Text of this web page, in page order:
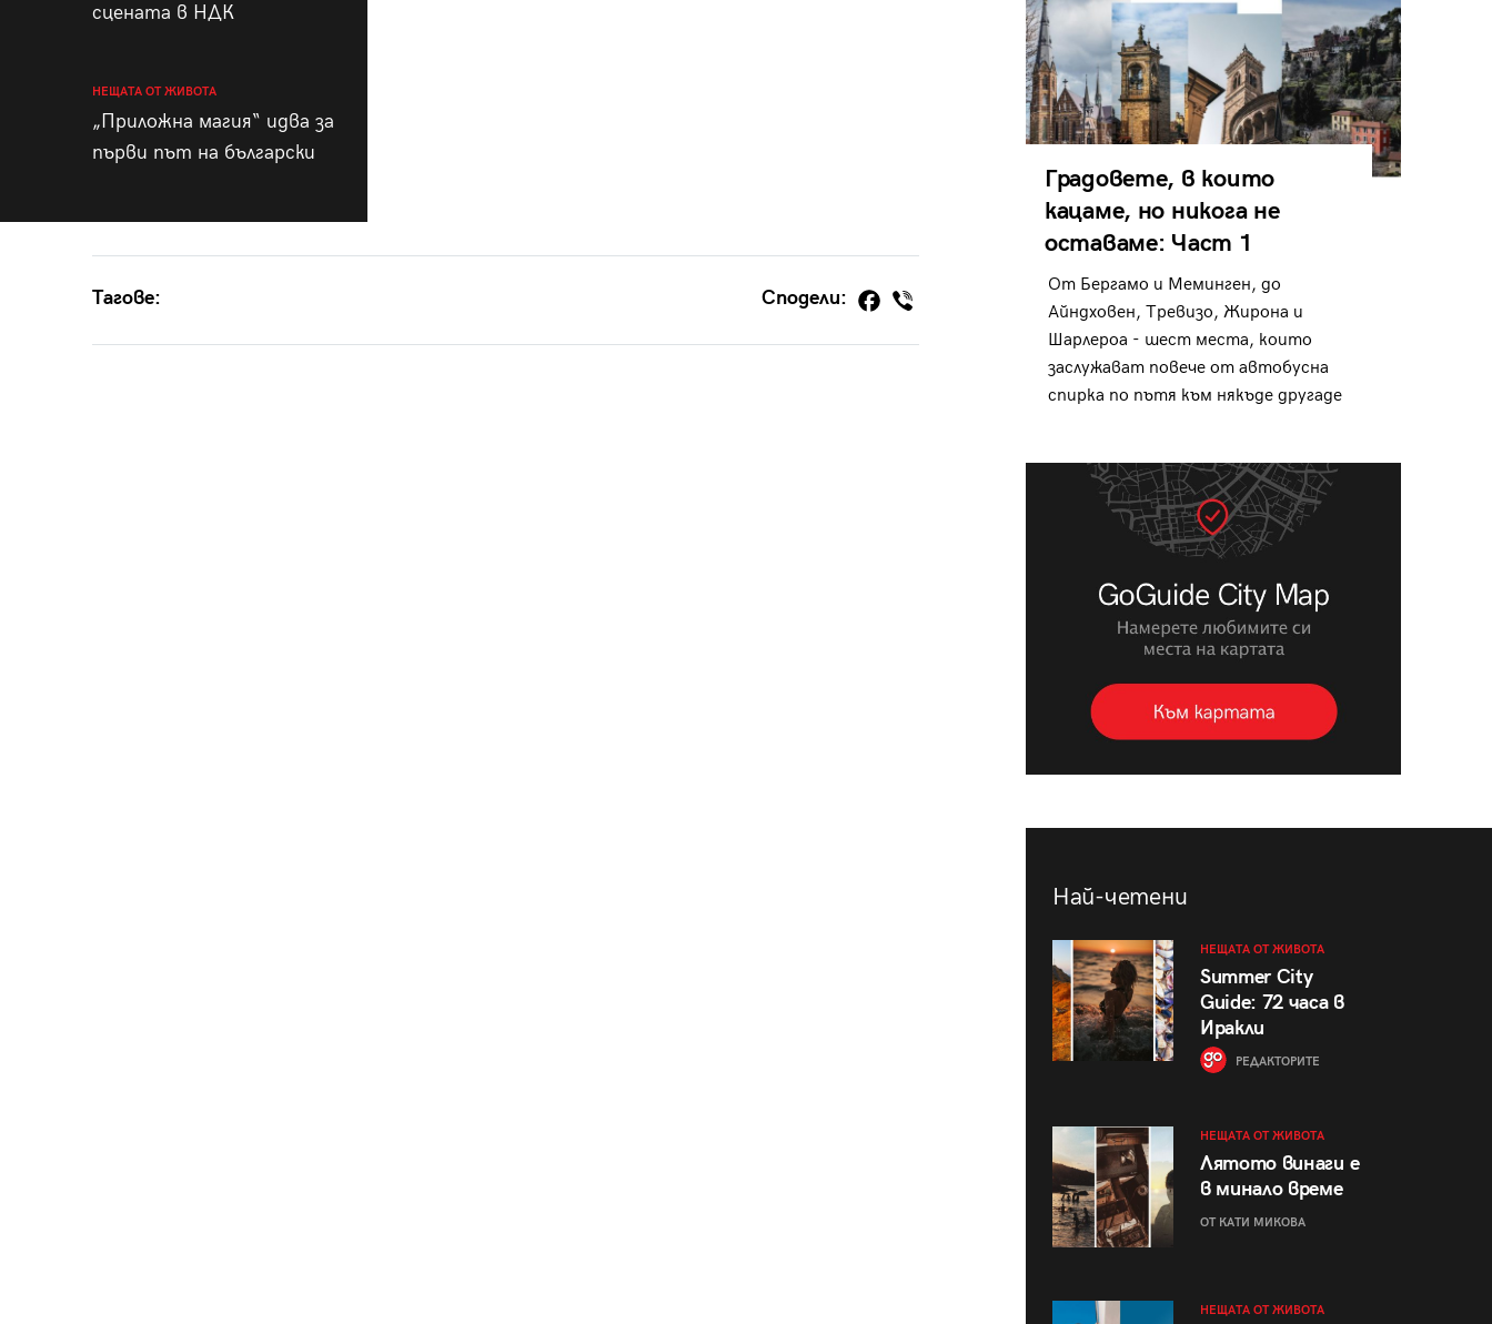
сцената в НДК
НЕЩАТА ОТ ЖИВОТА
„Приложна магия“ идва за
първи път на български
Тагове: Сподели:
Градовете, в които
кацаме, но никога не
оставаме: Част 1
От Бергамо и Меминген, до
Айндховен, Тревизо, Жирона и
Шарлероа - шест места, които
заслужават повече от автобусна
спирка по пътя към някъде другаде
Най-четени
НЕЩАТА ОТ ЖИВОТА
Summer City
Guide: 72 часа в
Иракли
РЕДАКТОРИТЕ
НЕЩАТА ОТ ЖИВОТА
Лятото винаги е
в минало време
ОТ КАТИ МИКОВА
НЕЩАТА ОТ ЖИВОТА